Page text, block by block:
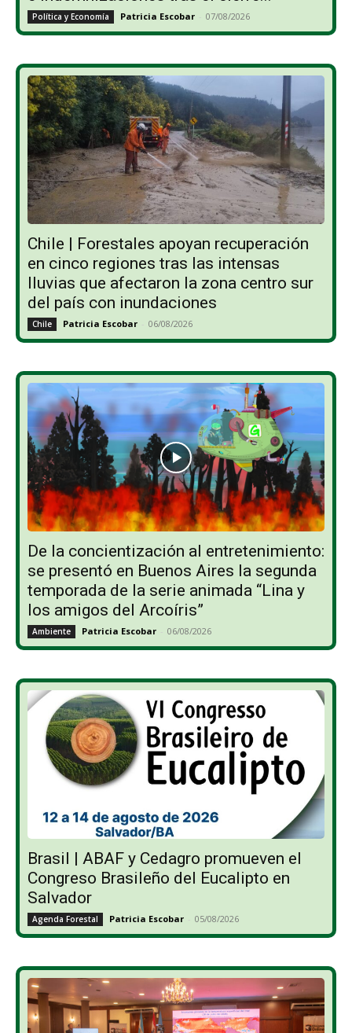
Política y Economía Patricia Escobar - 07/08/2026
Chile | Forestales apoyan recuperación
en cinco regiones tras las intensas
lluvias que afectaron la zona centro sur
del país con inundaciones
Chile Patricia Escobar - 06/08/2026
De la concientización al entretenimiento:
se presentó en Buenos Aires la segunda
temporada de la serie animada “Lina y
los amigos del Arcoíris”
Ambiente Patricia Escobar - 06/08/2026
Brasil | ABAF y Cedagro promueven el
Congreso Brasileño del Eucalipto en
Salvador
Agenda Forestal Patricia Escobar - 05/08/2026